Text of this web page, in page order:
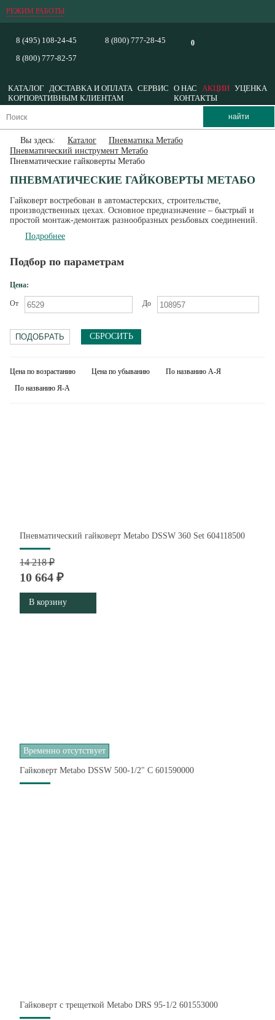
РЕЖИМ РАБОТЫ
0
8 (495) 108-24-45
8 (800) 777-82-57
8 (800) 777-28-45
КАТАЛОГ ДОСТАВКА И ОПЛАТА СЕРВИС О НАС АКЦИИ УЦЕНКА
КОРПОРАТИВНЫМ КЛИЕНТАМ
КОНТАКТЫ
Вы здесь: Каталог
Пневматика Метабо
Пневматический инструмент Метабо
Пневматические гайковерты Метабо
ПНЕВМАТИЧЕСКИЕ ГАЙКОВЕРТЫ МЕТАБО
Гайковерт востребован в автомастерских, строительстве,
производственных цехах. Основное предназначение – быстрый и
простой монтаж-демонтаж разнообразных резьбовых соединений.
Подробнее
Подбор по параметрам
Цена:
От До
СБРОСИТЬ
Цена по возрастанию Цена по убыванию
По названию А-Я
По названию Я-А
Пневматический гайковерт Metabo DSSW 360 Set 604118500
14 218 ₽
10 664 ₽
В корзину
Временно отсутствует
Гайковерт Metabo DSSW 500-1/2" C 601590000
Гайковерт с трещеткой Metabo DRS 95-1/2 601553000